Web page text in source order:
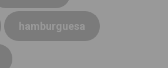
hamburguesa